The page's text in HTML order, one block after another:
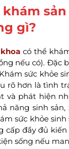
gì?
có thể
nếu có). Đặc
sức khỏe
rõ hơn là tình
và phát hiện
năng sinh sản,
sức khỏe
cấp đầy đủ
sống nếu